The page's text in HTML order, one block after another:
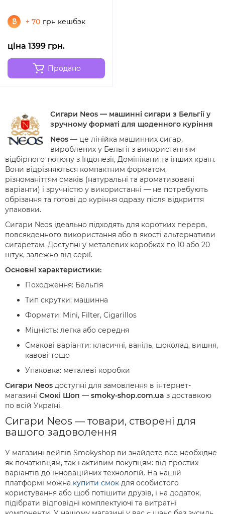
+ 70 грн кешбэк
ціна 1399 грн.
Продано
Сигари Neos — машинні сигари з Бельгії у
зручному форматі для щоденного куріння
Neos — це лінійка машинних сигар,
вироблених у Бельгії з використанням
відбірного тютюну з Індонезії, Домінікани та інших країн.
Вони відрізняються компактним форматом,
різноманіттям смаків (натуральні та ароматизовані
варіанти) і зручністю у використанні — не потребують
обрізання та готові до куріння одразу після відкриття
упаковки.
Сигари Neos ідеально підходять для коротких перерв,
повсякденного використання або в якості альтернативи
сигаретам. Доступні у металевих коробках по 10 або 20
штук, залежно від серії.
Основні характеристики:
Походження: Бельгія
Тип скрутки: машинна
Формати: Mini, Filter, Cigarillos
Міцність: легка або середня
Смакові варіанти: класичні, ваніль, шоколад, вишня,
кавові тощо
Упаковка: металеві коробки
Сигари Neos доступні для замовлення в інтернет-
магазині Смокі Шоп — smoky-shop.com.ua з доставкою
по всій Україні.
Сигари Neos — товари, створені для
вашого задоволення
У магазині вейпів Smokyshop ви знайдете все необхідне
як початківцям, так і активим покупцям: від простих
варіантів до інноваційних технологій. На нашій
платформі можна купити смок для особистого
користування або щоб потішити друзів, і на додаток,
підібрати відповідні комплектуючі та витратні